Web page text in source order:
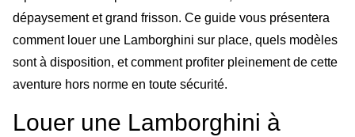
dépaysement et grand frisson. Ce guide vous présentera
comment louer une Lamborghini sur place, quels modèles
sont à disposition, et comment profiter pleinement de cette
aventure hors norme en toute sécurité.
Louer une Lamborghini à